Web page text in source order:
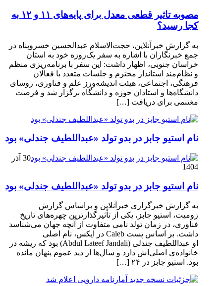
مصوبه تاثیر قطعی معدل برای پایه‌های ۱۱ و ۱۲ به
کجا رسید؟
به گزارش خبرآنلاین، حجت‌الاسلام عبدالحسین خسروپناه در
جمع خبرنگاران با اشاره به سفر یک‌روزه خود به استان
خراسان جنوبی، اظهار داشت: این سفر با برنامه‌ریزی منظم
و نظام‌مند استاندار محترم و جلسات متعدد با فعالان
فرهنگی، اجتماعی، هیئت اندیشه‌ورز علم و فناوری، روسای
دانشگاه‌ها و استادان حوزه و دانشگاه برگزار شد و فرصت
مغتنمی برای دریافت […]
نام استیو جابز در بدو تولد «عبداللطیف جندلی» بود
30 آذر
1404
نام استیو جابز در بدو تولد «عبداللطیف جندلی» بود
به گزارش خبرگزاری خبرآنلاین و براساس گزارش
زومیت، استیو جابز، یکی از تأثیرگذارترین چهره‌های تاریخ
فناوری، در زمان تولد نامی متفاوت از آنچه جهان می‌شناسد
داشت. بر اساس پست Caleb در ایکس، نام اصلی
او عبداللطیف جندلی (Abdul Lateef Jandali) بود که ریشه در
خانواده‌ی اصلی‌اش دارد و سال‌ها از دید عموم پنهان مانده
بود. استیو جابز در ۲۴ […]